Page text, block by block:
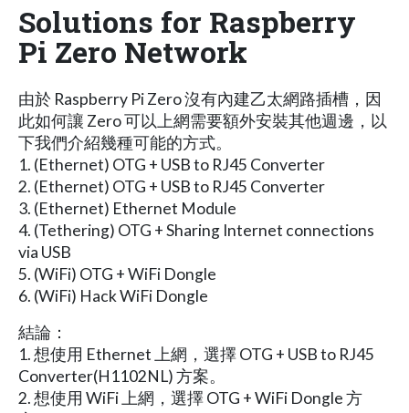
Solutions for Raspberry
Pi Zero Network
由於 Raspberry Pi Zero 沒有內建乙太網路插槽，因
此如何讓 Zero 可以上網需要額外安裝其他週邊，以
下我們介紹幾種可能的方式。
1. (Ethernet) OTG + USB to RJ45 Converter
2. (Ethernet) OTG + USB to RJ45 Converter
3. (Ethernet) Ethernet Module
4. (Tethering) OTG + Sharing Internet connections
via USB
5. (WiFi) OTG + WiFi Dongle
6. (WiFi) Hack WiFi Dongle
結論：
1. 想使用 Ethernet 上網，選擇 OTG + USB to RJ45
Converter(H1102NL) 方案。
2. 想使用 WiFi 上網，選擇 OTG + WiFi Dongle 方